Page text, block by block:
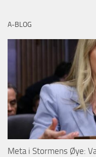
A-BLOG
Meta i Stormens Øye: